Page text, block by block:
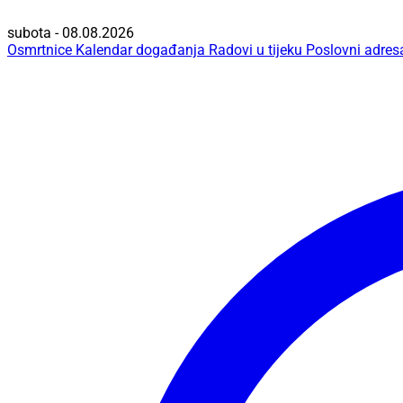
subota - 08.08.2026
Osmrtnice Kalendar događanja Radovi u tijeku Poslovni